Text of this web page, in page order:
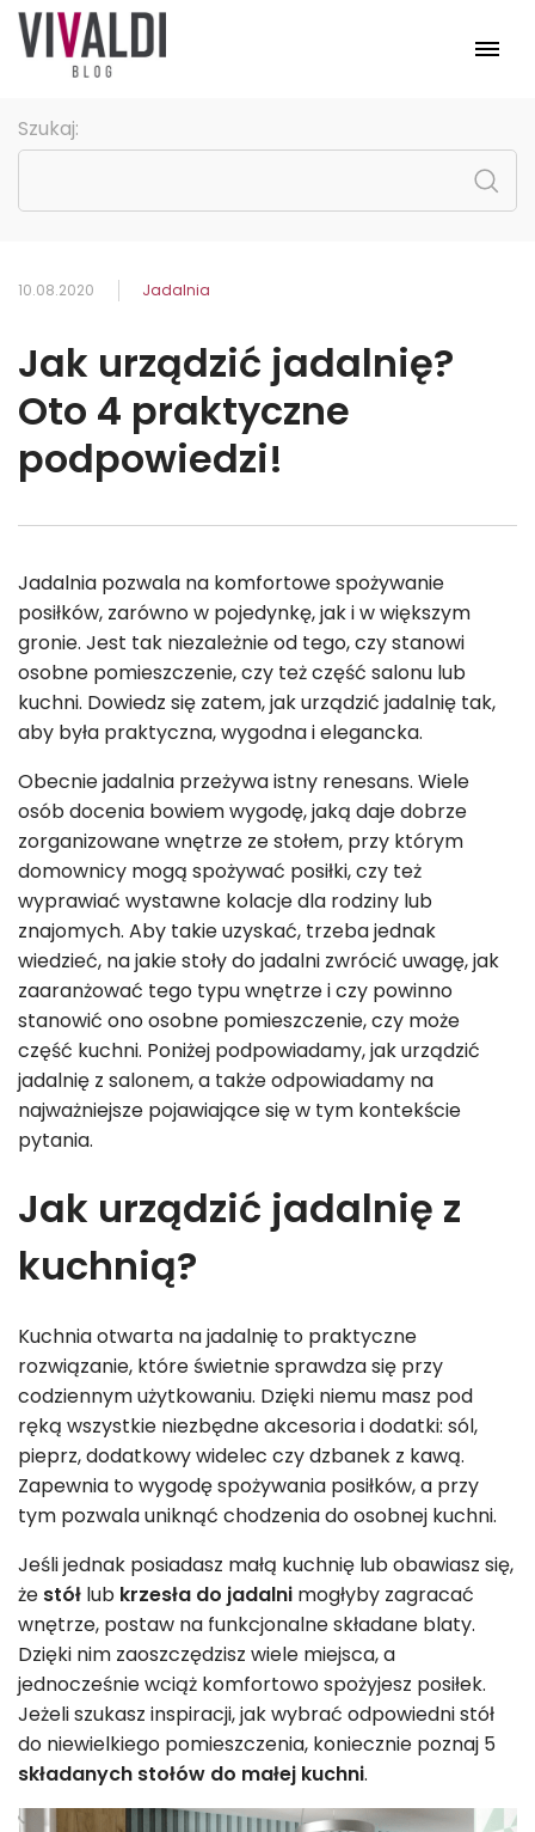
Szukaj:
10.08.2020 Jadalnia
Jak urządzić jadalnię?
Oto 4 praktyczne
podpowiedzi!
Jadalnia pozwala na komfortowe spożywanie
posiłków, zarówno w pojedynkę, jak i w większym
gronie. Jest tak niezależnie od tego, czy stanowi
osobne pomieszczenie, czy też część salonu lub
kuchni. Dowiedz się zatem, jak urządzić jadalnię tak,
aby była praktyczna, wygodna i elegancka.
Obecnie jadalnia przeżywa istny renesans. Wiele
osób docenia bowiem wygodę, jaką daje dobrze
zorganizowane wnętrze ze stołem, przy którym
domownicy mogą spożywać posiłki, czy też
wyprawiać wystawne kolacje dla rodziny lub
znajomych. Aby takie uzyskać, trzeba jednak
wiedzieć, na jakie stoły do jadalni zwrócić uwagę, jak
zaaranżować tego typu wnętrze i czy powinno
stanowić ono osobne pomieszczenie, czy może
część kuchni. Poniżej podpowiadamy, jak urządzić
jadalnię z salonem, a także odpowiadamy na
najważniejsze pojawiające się w tym kontekście
pytania.
Jak urządzić jadalnię z
kuchnią?
Kuchnia otwarta na jadalnię to praktyczne
rozwiązanie, które świetnie sprawdza się przy
codziennym użytkowaniu. Dzięki niemu masz pod
ręką wszystkie niezbędne akcesoria i dodatki: sól,
pieprz, dodatkowy widelec czy dzbanek z kawą.
Zapewnia to wygodę spożywania posiłków, a przy
tym pozwala uniknąć chodzenia do osobnej kuchni.
Jeśli jednak posiadasz małą kuchnię lub obawiasz się,
że stół lub krzesła do jadalni mogłyby zagracać
wnętrze, postaw na funkcjonalne składane blaty.
Dzięki nim zaoszczędzisz wiele miejsca, a
jednocześnie wciąż komfortowo spożyjesz posiłek.
Jeżeli szukasz inspiracji, jak wybrać odpowiedni stół
do niewielkiego pomieszczenia, koniecznie poznaj 5
składanych stołów do małej kuchni.
Kolekcje
Strona główna